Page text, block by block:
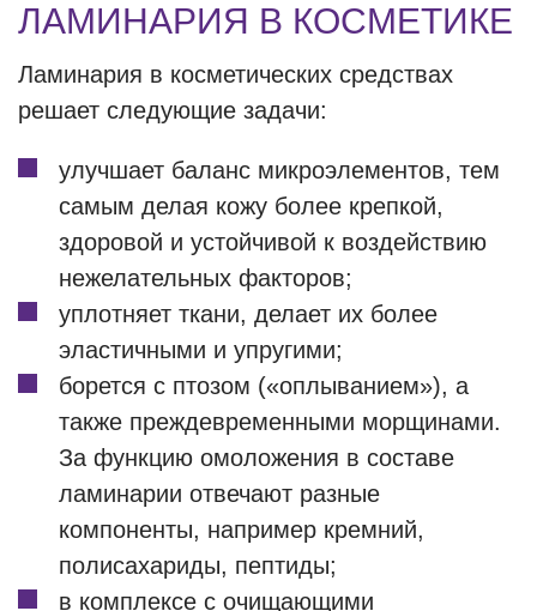
ЛАМИНАРИЯ В КОСМЕТИКЕ
Ламинария в косметических средствах
решает следующие задачи:
улучшает баланс микроэлементов, тем
самым делая кожу более крепкой,
здоровой и устойчивой к воздействию
нежелательных факторов;
уплотняет ткани, делает их более
эластичными и упругими;
борется с птозом («оплыванием»), а
также преждевременными морщинами.
За функцию омоложения в составе
ламинарии отвечают разные
компоненты, например кремний,
полисахариды, пептиды;
в комплексе с очищающими